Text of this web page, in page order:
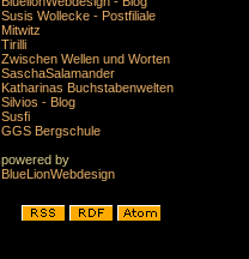
Susis Wollecke - Postfiliale
Mitwitz
Tirilli
Zwischen Wellen und Worten
SaschaSalamander
Katharinas Buchstabenwelten
Silvios - Blog
Susfi
GGS Bergschule
powered by
BlueLionWebdesign